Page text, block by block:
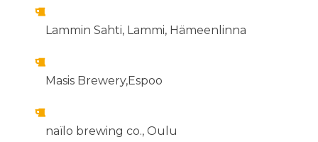
Lammin Sahti, Lammi, Hämeenlinna
Masis Brewery,Espoo
naïlo brewing co., Oulu